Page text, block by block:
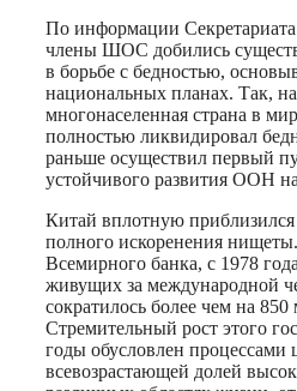
По информации
члены ШОС добились
в борьбе с бедностью,
национальных планах. Так,
многонаселенная страна в
полностью ликвидировал
раньше осуществил первый
устойчивого развития ООН
Китай вплотную
полного искоренения
Всемирного банка, с 1978
живущих за международной
сократилось более чем на 850
Стремительный рост этого
годы обусловлен процессами
всевозрастающей долей